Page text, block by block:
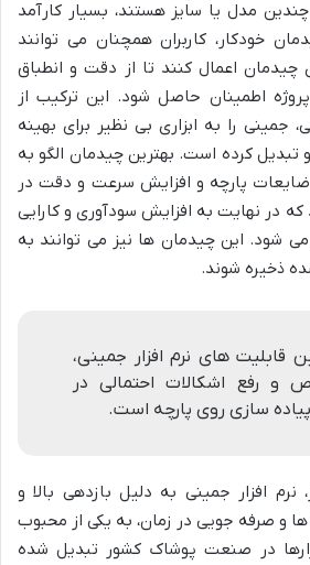
مدل یا سایز هستند، بسیار کارآمد
خودکار، کاربران همچنان می توانند
چیدمان اعمال کنند تا از دقت و انطباق
اطمینان حاصل شود. این ترکیب از
جمینی را به ابزاری بی نظیر برای بهینه
تبدیل کرده است. بهترین چیدمان الگو به
پارچه و افزایش سرعت و دقت در
در نهایت به افزایش سودآوری و کارایی
شود. این چیدمان ها نیز می توانند به
ذخیره شوند.
قابلیت های نرم افزار جمینی،
و رفع اشکالات احتمالی در
سازی روی پارچه است.
نرم افزار جمینی به دلیل بازدهی بالا و
و صرفه جویی در زمان، به یکی از محبوب
در صنعت پوشاک کشور تبدیل شده